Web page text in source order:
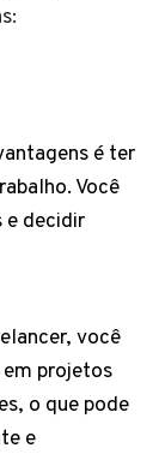
é ter
Você
e decidir
você
projetos
o que pode
e